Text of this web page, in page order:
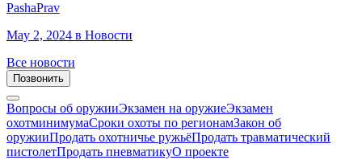
PashaPrav
May 2, 2024 в Новости
Все новости
Позвонить
Вопросы об оружииЭкзамен на оружиеЭкзамен
охотминимумаСроки охоты по регионамЗакон об
оружииПродать охотничье ружьёПродать травматический
пистолетПродать пневматикуО проекте